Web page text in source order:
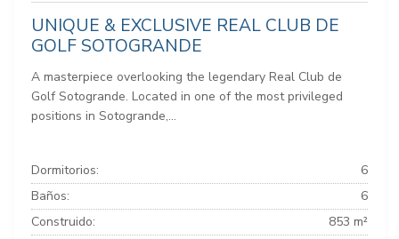
UNIQUE & EXCLUSIVE REAL CLUB DE
GOLF SOTOGRANDE
A masterpiece overlooking the legendary Real Club de
Golf Sotogrande. Located in one of the most privileged
positions in Sotogrande,...
Dormitorios:
6
Baños:
6
Construido:
853 m²